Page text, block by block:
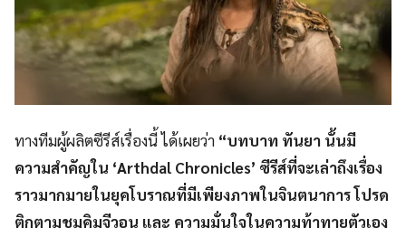
ทางทีมผู้ผลิตซีรีส์เรื่องนี้ ได้เผยว่า “บทบาท ทันยา นั้นมี
ความสำคัญใน ‘Arthdal Chronicles’ ซีรีส์ที่จะเล่าถึงเรื่อง
ราวมากมายในยุคโบราณที่มีเพียงภาพในจินตนาการ โปรด
ติกตามชมคิมจีวอน และ ความมั่นใจในความท้าทายตัวเอง